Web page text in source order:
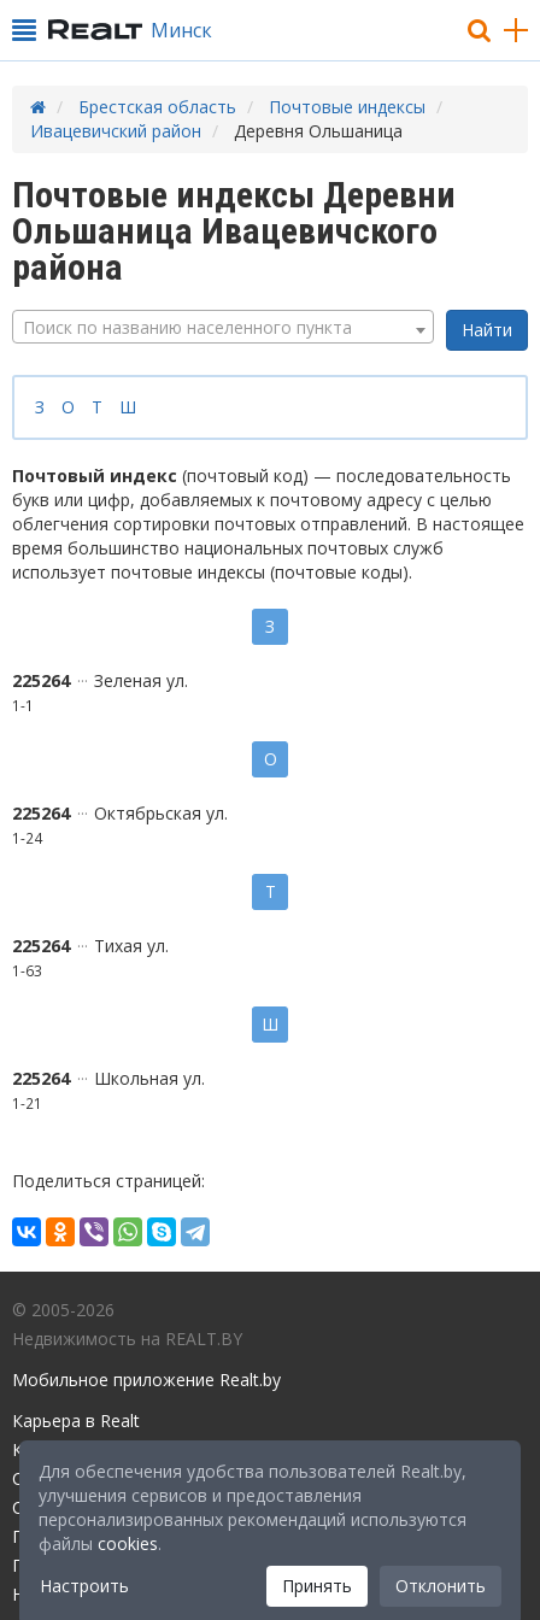
Для обеспечения удобства пользователей Realt.by,
улучшения сервисов и предоставления
персонализированных рекомендаций используются
файлы cookies.
Настроить
Принять Отклонить
Минск
Брестская область
Почтовые индексы
Ивацевичский район
Деревня Ольшаница
Почтовые индексы Деревни
Ольшаница Ивацевичского
района
Поиск по названию населенного пункта
З О Т Ш
Почтовый индекс (почтовый код) — последовательность
букв или цифр, добавляемых к почтовому адресу с целью
облегчения сортировки почтовых отправлений. В настоящее
время большинство национальных почтовых служб
использует почтовые индексы (почтовые коды).
З
225264 Зеленая ул.
1-1
О
225264 Октябрьская ул.
1-24
Т
225264 Тихая ул.
1-63
Ш
225264 Школьная ул.
1-21
Поделиться страницей:
© 2005-2026
Недвижимость на REALT.BY
Мобильное приложение Realt.by
Карьера в Realt
Контакты редакции
Справочный центр
Служба поддержки
Прейскурант
Правовые документы
Настройка файлов cookies